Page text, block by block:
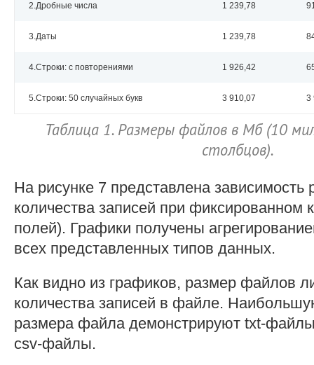
2.Дробные числа 1 239,78
3.Даты 1 239,78
4.Строки: с повторениями 1 926,42
5.Строки: 50 случайных букв 3 910,07 3
Таблица 1. Размеры файлов в Мб (10
столбцов).
На рисунке 7 представлена
количества записей при фиксированном
полей). Графики получены
всех представленных типов данных.
Как видно из графиков, размер файлов
количества записей в файле.
размера файла демонстрируют txt-
csv-файлы.